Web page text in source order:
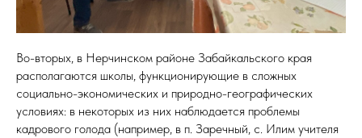
Во-вторых, в Нерчинском районе Забайкальского края
располагаются школы, функционирующие в сложных
социально-экономических и природно-географических
условиях: в некоторых из них наблюдается проблемы
кадрового голода (например, в п. Заречный, с. Илим учителя